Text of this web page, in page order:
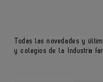
Todas las novedades y
y colegios de la Industria